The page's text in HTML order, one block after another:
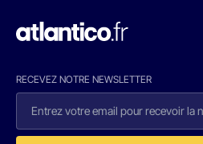
RECEVEZ NOTRE NEWSLETTER